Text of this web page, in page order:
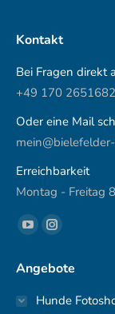
Kontakt
Bei Fragen direkt
+49 170 2651682
Oder eine Mail
Erreichbarkeit
Montag - Freitag
Finden Sie uns auf:
YouTube
opens
in
Instagram
opens
in
Angebote
Hunde